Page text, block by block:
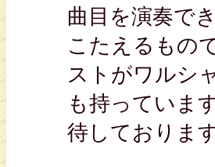
曲目を演奏で
こたえるもの
ストがワルシ
も持っていま
待しております